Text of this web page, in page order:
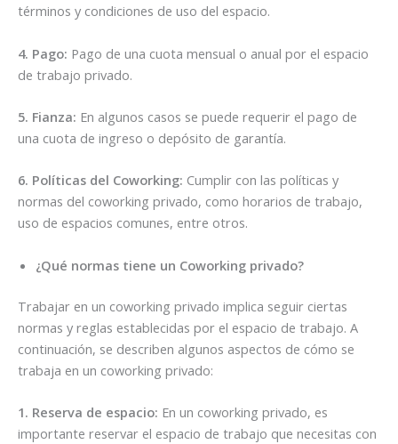
términos y condiciones de uso del espacio.
4. Pago: Pago de una cuota mensual o anual por el espacio
de trabajo privado.
5. Fianza: En algunos casos se puede requerir el pago de
una cuota de ingreso o depósito de garantía.
6. Políticas del Coworking: Cumplir con las políticas y
normas del coworking privado, como horarios de trabajo,
uso de espacios comunes, entre otros.
¿Qué normas tiene un Coworking privado?
Trabajar en un coworking privado implica seguir ciertas
normas y reglas establecidas por el espacio de trabajo. A
continuación, se describen algunos aspectos de cómo se
trabaja en un coworking privado:
1. Reserva de espacio: En un coworking privado, es
importante reservar el espacio de trabajo que necesitas con